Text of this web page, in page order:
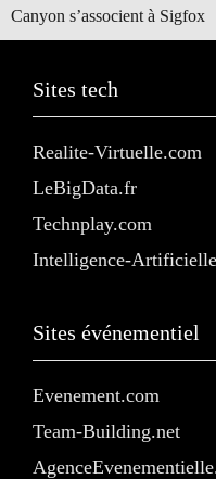
Canyon s’associent à Sigfox
Sites tech
Realite-Virtuelle.com
LeBigData.fr
Technplay.com
Intelligence-
Sites événementiel
Evenement.com
Team-Building.net